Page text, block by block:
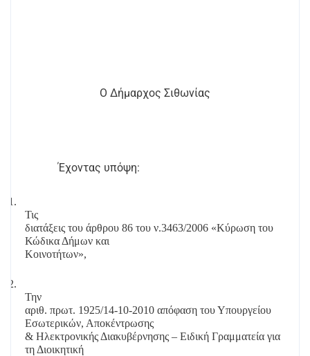
Ο Δήμαρχος Σιθωνίας
Έχοντας υπόψη:
1.
Τις
διατάξεις του άρθρου 86 του ν.3463/2006 «Κύρωση του
Κώδικα Δήμων και
Κοινοτήτων»,
2.
Την
αριθ. πρωτ. 1925/14-10-2010 απόφαση του Υπουργείου
Εσωτερικών, Αποκέντρωσης
& Ηλεκτρονικής Διακυβέρνησης – Ειδική Γραμματεία για
τη Διοικητική